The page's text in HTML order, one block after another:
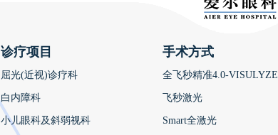
诊疗项目
屈光(近视)诊疗科
白内障科
小儿眼科及斜弱视科
手术方式
全飞秒精准4.0-VISULYZE
飞秒激光
Smart全激光